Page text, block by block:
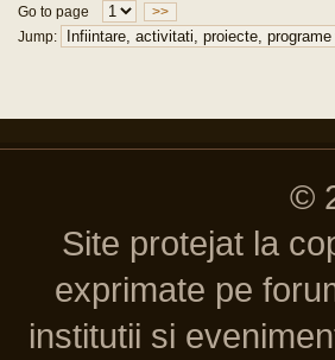
Go to page
>>
Jump:
©
Site protejat la
exprimate pe
institutii si